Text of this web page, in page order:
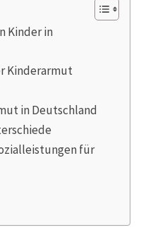
Kinder in
Kinderarmut
in Deutschland
für